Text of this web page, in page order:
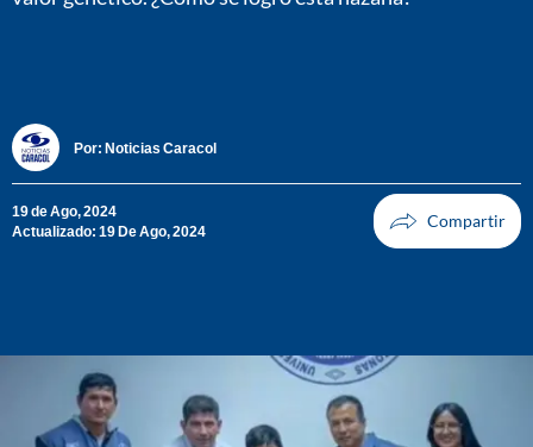
Por: Noticias Caracol
19 de Ago, 2024
Actualizado: 19 De Ago, 2024